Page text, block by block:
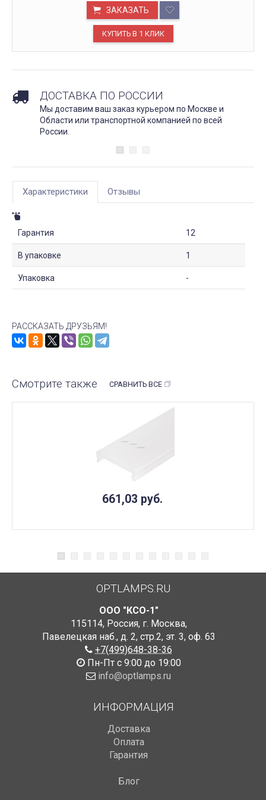
ЗАКАЗАТЬ
ДОСТАВКА ПО РОССИИ
Мы доставим ваш заказ курьером по Москве и
Области или транспортной компанией по всей
России.
Характеристики Отзывы
Гарантия 12
В упаковке 1
Упаковка -
РАССКАЗАТЬ ДРУЗЬЯМ!
Смотрите также СРАВНИТЬ ВСЕ
661,03 руб.
OPTLAMPS.RU
ООО "КСО-1"
115114, Россия, г. Москва,
Павелецкая наб., д. 2, стр.2, эт. 3, оф. 63
+7(499)648-38-36
Пн-Пт с 9:00 до 19:00
info@optlamps.ru
ИНФОРМАЦИЯ
Доставка
Оплата
Гарантия
Блог